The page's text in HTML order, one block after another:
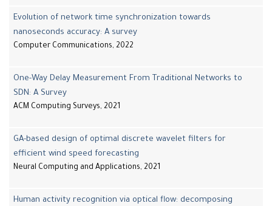
Evolution of network time synchronization towards
nanoseconds accuracy: A survey
Computer Communications, 2022
One-Way Delay Measurement From Traditional Networks to
SDN: A Survey
ACM Computing Surveys, 2021
GA-based design of optimal discrete wavelet filters for
efficient wind speed forecasting
Neural Computing and Applications, 2021
Human activity recognition via optical flow: decomposing